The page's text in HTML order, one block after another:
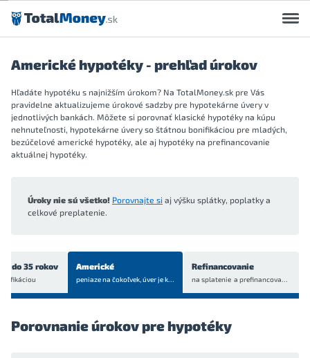
Preskočiť na obsah
Americké hypotéky - prehľad úrokov
Hľadáte hypotéku s najnižším úrokom? Na TotalMoney.sk pre Vás
pravidelne aktualizujeme úrokové sadzby pre hypotekárne úvery v
jednotlivých bankách. Môžete si porovnať klasické hypotéky na kúpu
nehnuteľnosti, hypotekárne úvery so štátnou bonifikáciou pre mladých,
bezúčelové americké hypotéky, ale aj hypotéky na prefinancovanie
aktuálnej hypotéky.
Úroky nie sú všetko! Porovnajte si aj výšku splátky, poplatky a
celkové preplatenie.
do 35 rokov Americké
peniaze na čokoľvek, úver jekrytý bytom alebo domom
Refinancovanie
na splatenie a prefinancovanie
Porovnanie úrokov pre hypotéky